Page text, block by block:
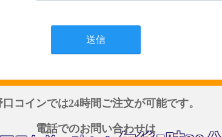
口コインでは24時間ご注文が可能です。
電話でのお問い合わせは